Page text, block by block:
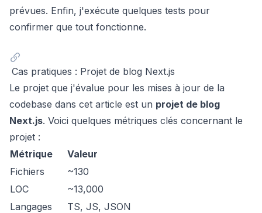
prévues. Enfin, j'exécute quelques tests pour
confirmer que tout fonctionne.
Cas pratiques : Projet de blog Next.js
Le projet que j'évalue pour les mises à jour de la
codebase dans cet article est un projet de blog
Next.js. Voici quelques métriques clés concernant le
projet :
Métrique
Valeur
Fichiers
~130
LOC
~13,000
Langages
TS, JS, JSON